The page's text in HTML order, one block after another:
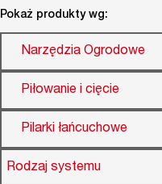
Pokaż produkty wg:
Narzędzia Ogrodowe
Piłowanie i cięcie
Pilarki łańcuchowe
Rodzaj systemu